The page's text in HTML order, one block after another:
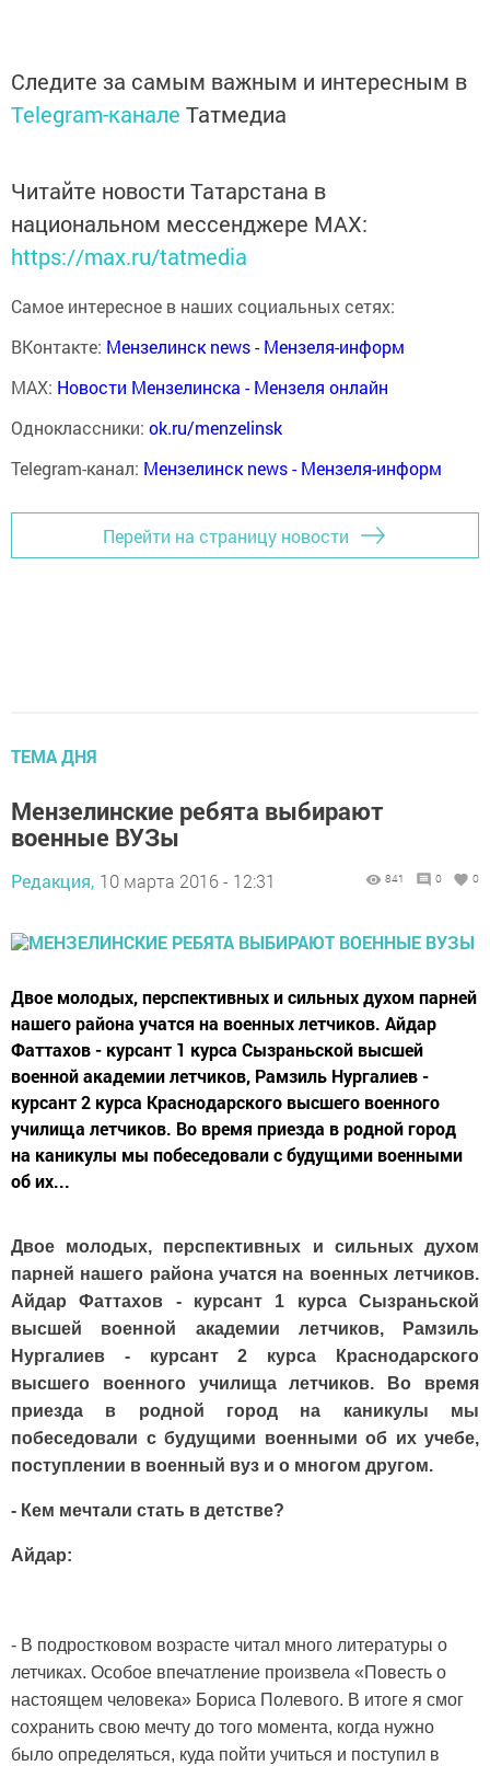
Следите за самым важным и интересным в
Telegram-канале Татмедиа
Читайте новости Татарстана в
национальном мессенджере MАХ:
https://max.ru/tatmedia
Самое интересное в наших социальных сетях:
ВКонтакте: Мензелинск news - Мензеля-информ
MAX: Новости Мензелинска - Мензеля онлайн
Одноклассники: ok.ru/menzelinsk
Telegram-канал: Мензелинск news - Мензеля-информ
Перейти на страницу новости
ТЕМА ДНЯ
Мензелинские ребята выбирают
военные ВУЗы
Редакция, 10 марта 2016 - 12:31 841 0 0
Двое молодых, перспективных и сильных духом парней
нашего района учатся на военных летчиков. Айдар
Фаттахов - курсант 1 курса Сызраньской высшей
военной академии летчиков, Рамзиль Нургалиев -
курсант 2 курса Краснодарского высшего военного
училища летчиков. Во время приезда в родной город
на каникулы мы побеседовали с будущими военными
об их...
Двое молодых, перспективных и сильных духом
парней нашего района учатся на военных летчиков.
Айдар Фаттахов - курсант 1 курса Сызраньской
высшей военной академии летчиков, Рамзиль
Нургалиев - курсант 2 курса Краснодарского
высшего военного училища летчиков. Во время
приезда в родной город на каникулы мы
побеседовали с будущими военными об их учебе,
поступлении в военный вуз и о многом другом.
- Кем мечтали стать в детстве?
Айдар:
- В подрост­ковом возрас­те читал много литературы о
летчиках. Осо­бое впечатле­ние произве­ла «Повесть о
настоящем человека» Бо­риса Полево­го. В итоге я смог
сохранить свою мечту до того момента, когда нужно
было опреде­ляться, куда пойти учиться и поступил в